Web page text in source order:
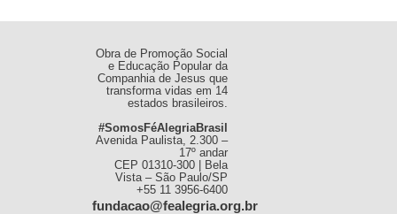
Obra de Promoção Social
e Educação Popular da
Companhia de Jesus que
transforma vidas em 14
estados brasileiros.
#SomosFéAlegriaBrasil
Avenida Paulista, 2.300 –
17º andar
CEP 01310-300 | Bela
Vista – São Paulo/SP
+55 11 3956-6400
fundacao@fealegria.org.br